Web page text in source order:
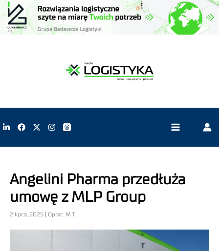
Angelini Pharma przedłuża
umowę z MLP Group
2 lipca, 2025 | Oprac. M.T.